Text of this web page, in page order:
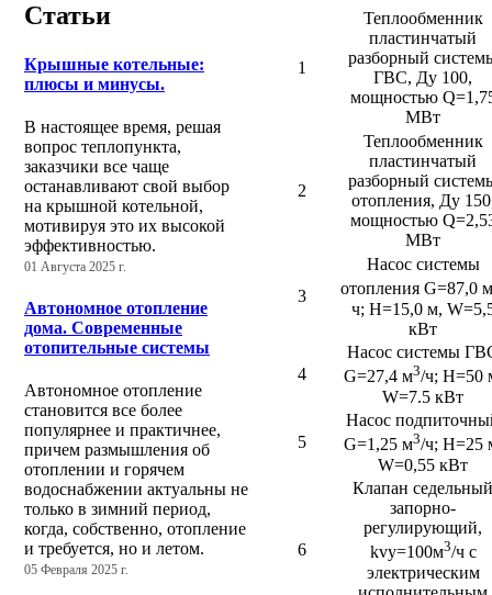
Статьи
Крышные котельные:
плюсы и минусы.
В настоящее время, решая
вопрос теплопункта,
заказчики все чаще
останавливают свой выбор
на крышной котельной,
мотивируя это их высокой
эффективностью.
01 Августа 2025 г.
Автономное отопление
дома. Современные
отопительные системы
Автономное отопление
становится все более
популярнее и практичнее,
причем размышления об
отоплении и горячем
водоснабжении актуальны не
только в зимний период,
когда, собственно, отопление
и требуется, но и летом.
05 Февраля 2025 г.
1
Теплообменник
пластинчатый
разборный
ГВС, Ду 100,
мощностью
МВт
2
Теплообменник
пластинчатый
разборный
отопления, Ду
мощностью
МВт
3
Насос системы
отопления G=87,0 м
ч; Н=15,0 м,
кВт
4
Насос системы
G=27,4 м3/ч; Н=50
W=7.5 кВт
5
Насос
G=1,25 м3/ч; Н=25
W=0,55 кВт
6
Клапан седельный
запорно-
регулирующий,
kvy=100м3/ч с
электрическим